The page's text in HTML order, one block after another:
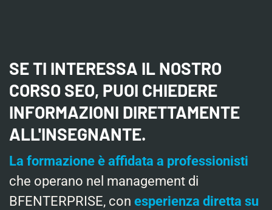
SE TI INTERESSA IL NOSTRO
CORSO SEO, PUOI CHIEDERE
INFORMAZIONI DIRETTAMENTE
ALL'INSEGNANTE.
La formazione è affidata a professionisti
che operano nel management di
BFENTERPRISE, con esperienza diretta su